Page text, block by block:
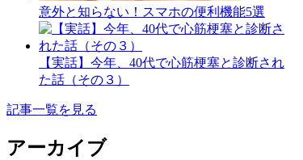
意外と知らない！スマホの便利機能5選
【実話】今年、40代で心筋梗塞と診断され
た話（その３）
記事一覧を見る
アーカイブ